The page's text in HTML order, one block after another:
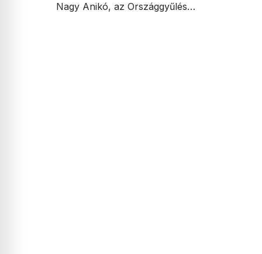
Nagy Anikó, az Országgyűlés…